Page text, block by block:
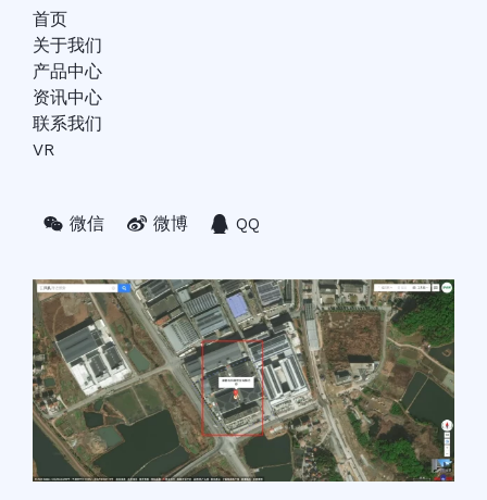
首页
关于我们
产品中心
资讯中心
联系我们
VR
微信 微博 QQ